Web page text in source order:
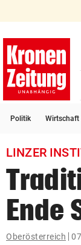
account_circle Anmelden
bookmark
search
Suchbegriff
eingeben
Politik Wirtschaft
LINZER
Ende
Oberösterreich